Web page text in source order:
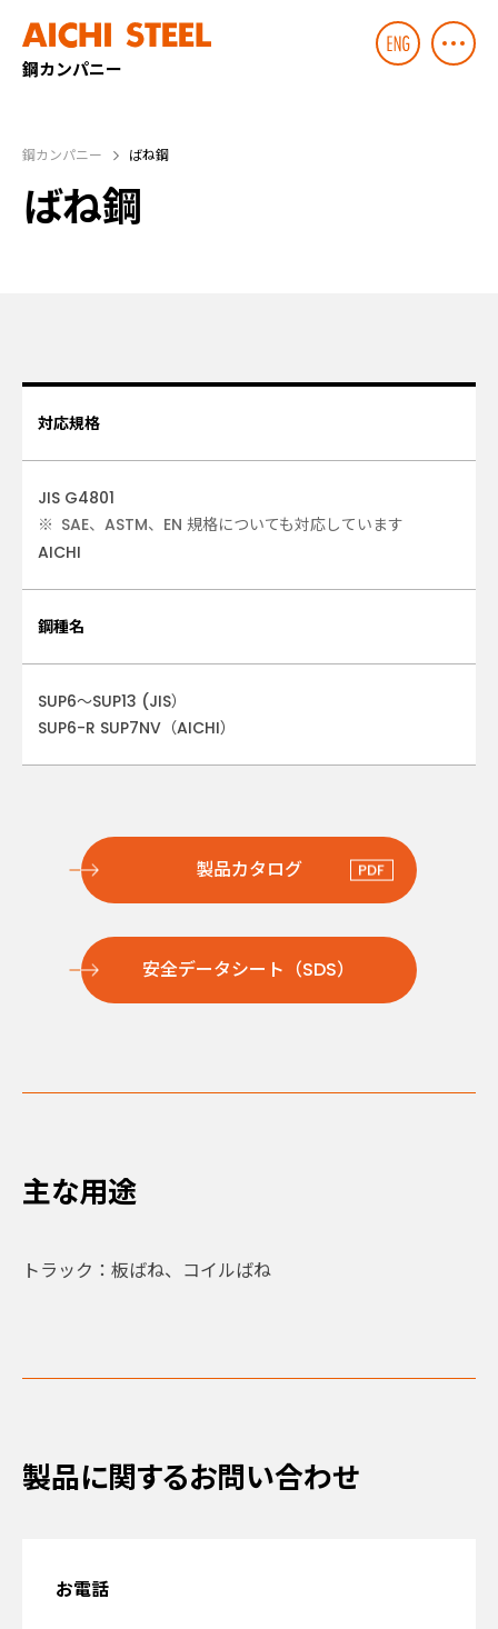
鋼カンパニー
鋼カンパニー ばね鋼
ばね鋼
対応規格
JIS G4801
SAE、ASTM、EN 規格についても対応しています
AICHI
鋼種名
SUP6～SUP13 (JIS）
SUP6-R SUP7NV（AICHI）
製品カタログ
安全データシート（SDS）
主な用途
トラック： 板ばね、コイルばね
製品に関するお問い合わせ
お電話